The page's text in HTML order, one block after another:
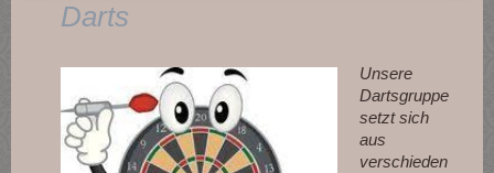
Darts
Unsere
Dartsgruppe
setzt sich
aus
verschieden